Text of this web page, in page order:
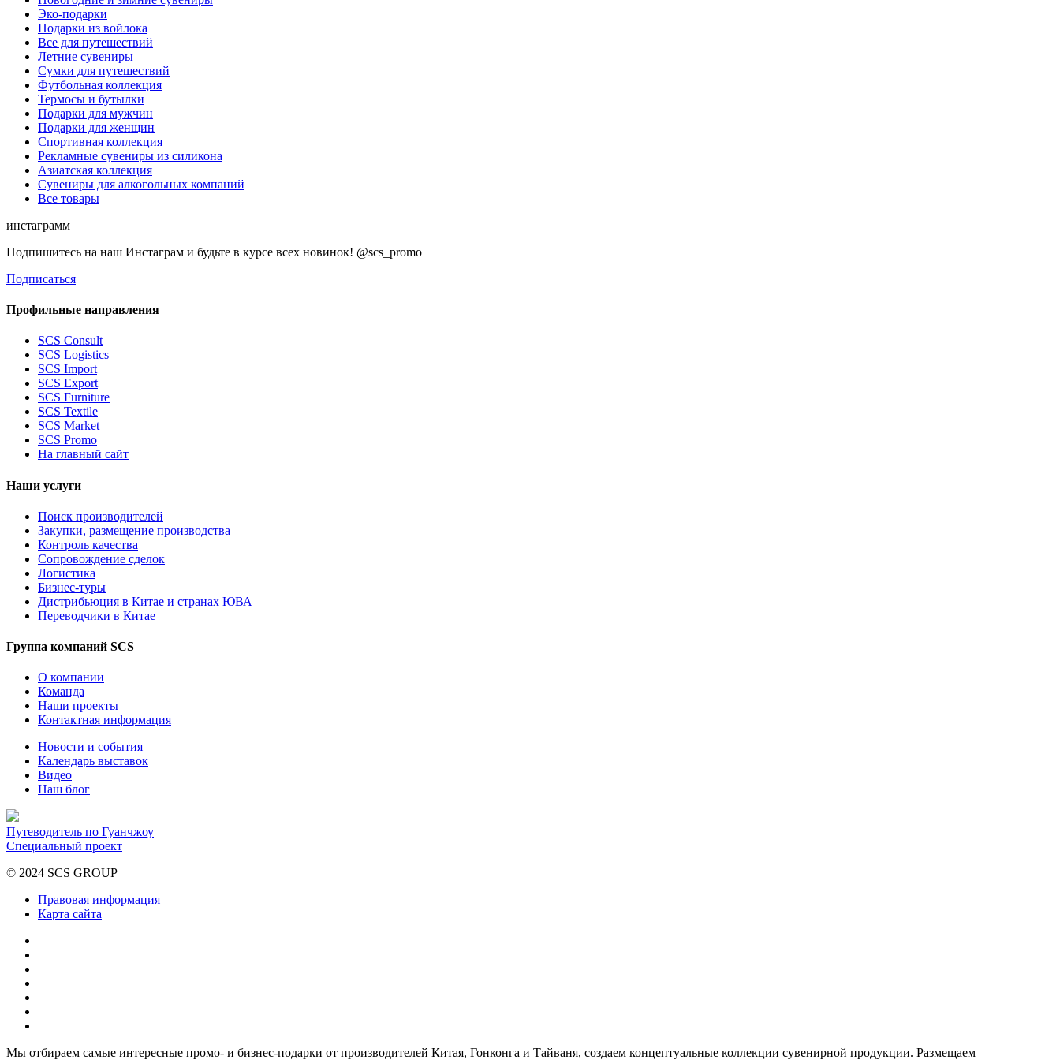
Эко-подарки
Подарки из войлока
Все для путешествий
Летние сувениры
Сумки для путешествий
Футбольная коллекция
Термосы и бутылки
Подарки для мужчин
Подарки для женщин
Спортивная коллекция
Рекламные сувениры из силикона
Азиатская коллекция
Сувениры для алкогольных компаний
Все товары
инстаграмм
Подпишитесь на наш Инстаграм и будьте в курсе всех новинок! @scs_promo
Подписаться
Профильные направления
SCS Consult
SCS Logistics
SCS Import
SCS Export
SCS Furniture
SCS Textile
SCS Market
SCS Promo
На главный сайт
Наши услуги
Поиск производителей
Закупки, размещение производства
Контроль качества
Сопровождение сделок
Логистика
Бизнес-туры
Дистрибьюция в Китае и странах ЮВА
Переводчики в Китае
Группа компаний SCS
О компании
Команда
Наши проекты
Контактная информация
Новости и события
Календарь выставок
Видео
Наш блог
Путеводитель по Гуанчжоу
Специальный проект
© 2024 SCS GROUP
Правовая информация
Карта сайта
Мы отбираем самые интересные промо- и бизнес-подарки от производителей Китая, Гонконга и Тайваня, создаем концептуальные коллекции сувенирной продукции. Размещаем